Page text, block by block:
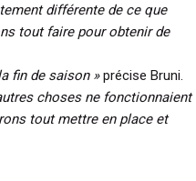
différente de ce que
tout faire pour obtenir de
fin de saison »précise Bruni.
choses ne fonctionnaient
tout mettre en place et